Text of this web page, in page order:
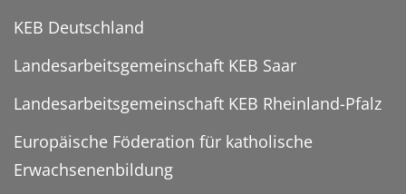
KEB Deutschland
Landesarbeitsgemeinschaft KEB Saar
Landesarbeitsgemeinschaft KEB Rheinland-Pfalz
Europäische Föderation für katholische
Erwachsenenbildung